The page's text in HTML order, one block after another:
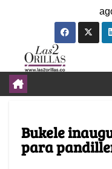
Bukele
para